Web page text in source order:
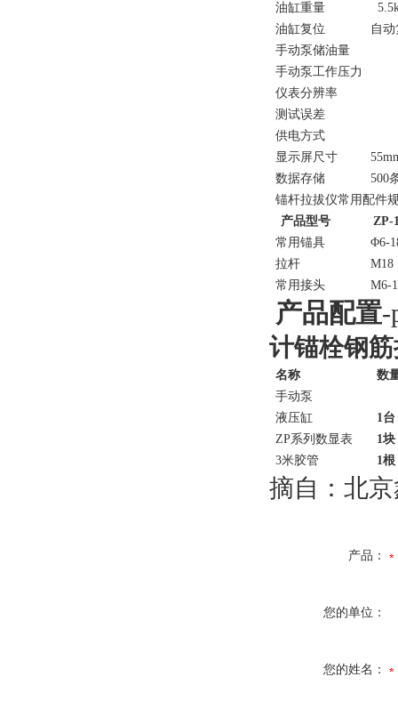
油缸重量
油缸复位
自
手动泵储油量
手动泵工作压力
仪表分辨率
测试误差
供电方式
显示屏尺寸
数据存储
500
锚杆拉拔仪常用配件
产品型号
ZP-
常用锚具
Φ6-
拉杆
M18
常用接头
M6-
产品配置-
计锚栓钢
名称
数
手动泵
液压缸
1台
ZP系列数显表
1块
3米胶管
1根
摘自：北
产品：
您的单位：
您的姓名：